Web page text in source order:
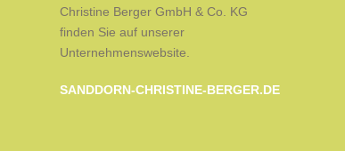
Christine Berger GmbH & Co. KG
finden Sie auf unserer
Unternehmenswebsite.
SANDDORN-CHRISTINE-BERGER.DE